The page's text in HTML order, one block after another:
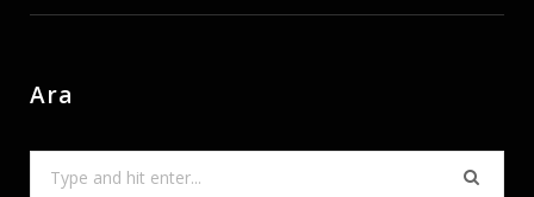
Ara